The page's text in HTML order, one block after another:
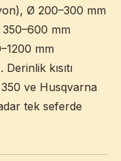
Ø 200–300 mm
mm
mm
kısıtı
ve Husqvarna
tek seferde